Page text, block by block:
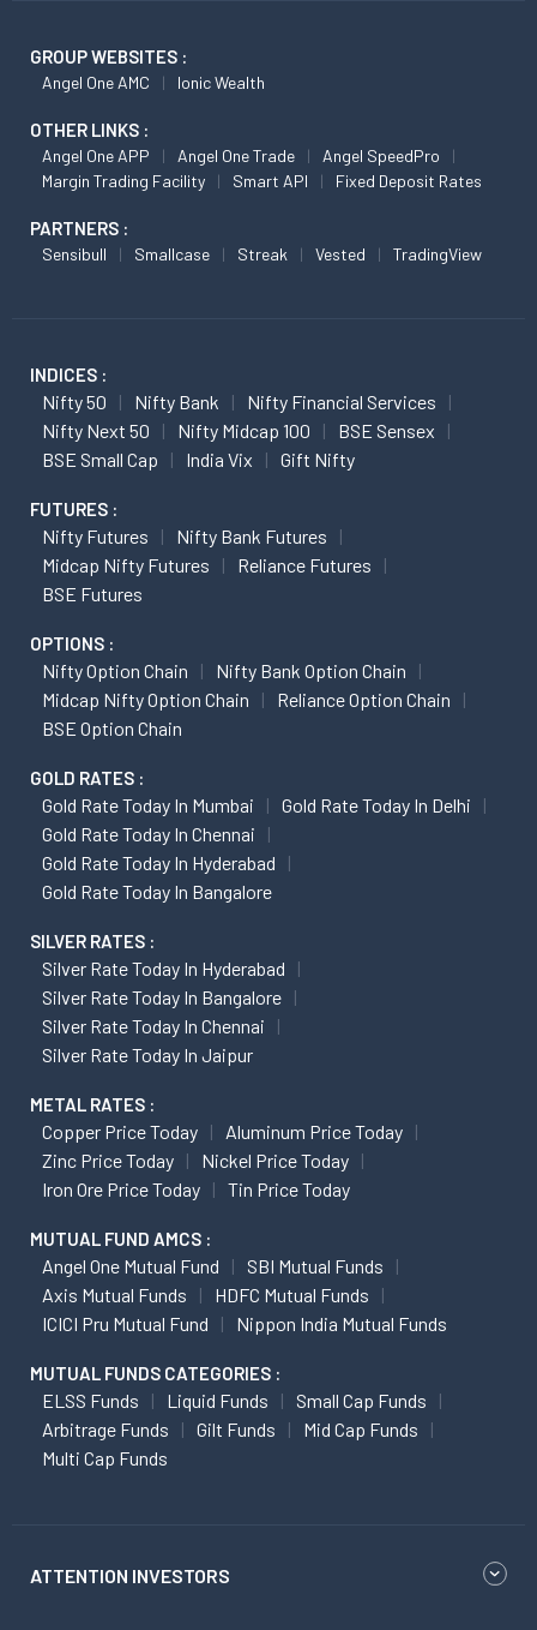
GROUP WEBSITES :
Angel One AMC Ionic Wealth
OTHER LINKS :
Angel One APP Angel One Trade
Angel SpeedPro
Margin Trading Facility
Smart API Fixed Deposit Rates
PARTNERS :
Sensibull Smallcase Streak Vested TradingView
INDICES :
Nifty 50 Nifty Bank
Nifty Financial Services
Nifty Next 50
Nifty Midcap 100
BSE Sensex
BSE Small Cap
India Vix Gift Nifty
FUTURES :
Nifty Futures
Nifty Bank Futures
Midcap Nifty Futures
Reliance Futures
BSE Futures
OPTIONS :
Nifty Option Chain
Nifty Bank Option Chain
Midcap Nifty Option Chain
Reliance Option Chain
BSE Option Chain
GOLD RATES :
Gold Rate Today In Mumbai
Gold Rate Today In Delhi
Gold Rate Today In Chennai
Gold Rate Today In Hyderabad
Gold Rate Today In Bangalore
SILVER RATES :
Silver Rate Today In Hyderabad
Silver Rate Today In Bangalore
Silver Rate Today In Chennai
Silver Rate Today In Jaipur
METAL RATES :
Copper Price Today
Aluminum Price Today
Zinc Price Today
Nickel Price Today
Iron Ore Price Today
Tin Price Today
MUTUAL FUND AMCS :
Angel One Mutual Fund
SBI Mutual Funds
Axis Mutual Funds
HDFC Mutual Funds
ICICI Pru Mutual Fund
Nippon India Mutual Funds
MUTUAL FUNDS CATEGORIES :
ELSS Funds Liquid Funds
Small Cap Funds
Arbitrage Funds
Gilt Funds
Mid Cap Funds
Multi Cap Funds
ATTENTION INVESTORS